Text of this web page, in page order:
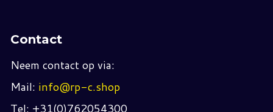
Contact
Neem contact op via:
Mail: info@rp-c.shop
Tel: +31(0)762054300